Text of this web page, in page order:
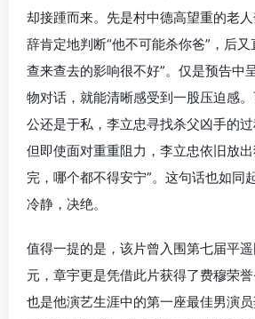
却接踵而来。先是村中德高望重的老
辞肯定地判断“他不可能杀你爸”，后
查来查去的影响很不好”。仅是预告中
物对话，就能清晰感受到一股压迫感
公还是于私，李立忠寻找杀父凶手的过
但即使面对重重阻力，李立忠依旧放
完，哪个都不得安宁”。这句话也如同
冷静，决绝。
值得一提的是，该片曾入围第七届平
元，章宇更是凭借此片获得了费穆荣
也是他演艺生涯中的第一座最佳男演